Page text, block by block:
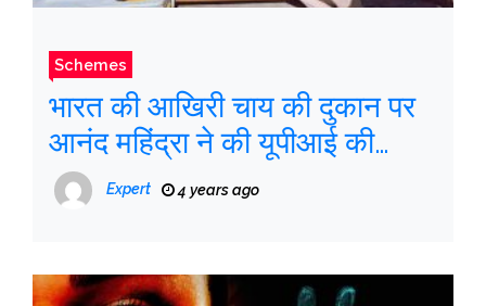
Schemes
भारत की आखिरी चाय की दुकान पर
आनंद महिंद्रा ने की यूपीआई की
तारीफExpert 4 years ago